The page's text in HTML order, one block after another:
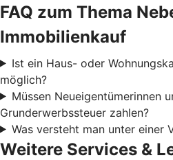
FAQ zum Thema
Immobilienkauf
Ist ein Haus- oder
möglich?
Müssen Neueigentümerinnen
Grunderwerbssteuer zahlen?
Was versteht man unter einer
Weitere Services &